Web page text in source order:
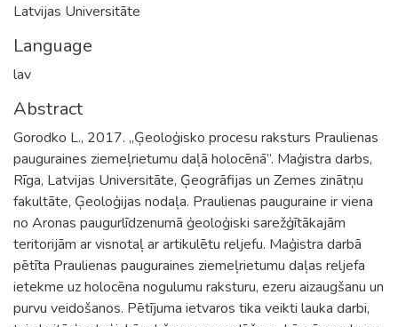
Latvijas Universitāte
Language
lav
Abstract
Gorodko L., 2017. „Ģeoloģisko procesu raksturs Praulienas
pauguraines ziemeļrietumu daļā holocēnā”. Maģistra darbs,
Rīga, Latvijas Universitāte, Ģeogrāfijas un Zemes zinātņu
fakultāte, Ģeoloģijas nodaļa. Praulienas pauguraine ir viena
no Aronas paugurlīdzenumā ģeoloģiski sarežģītākajām
teritorijām ar visnotaļ ar artikulētu reljefu. Maģistra darbā
pētīta Praulienas pauguraines ziemeļrietumu daļas reljefa
ietekme uz holocēna nogulumu raksturu, ezeru aizaugšanu un
purvu veidošanos. Pētījuma ietvaros tika veikti lauka darbi,